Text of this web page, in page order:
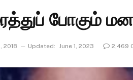
போகும்
2018 Updated: June 1, 2023 2,469